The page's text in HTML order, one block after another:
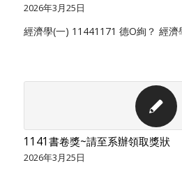
2026年3月25日
經濟學(一) 11441171 德O絢？ 經
1141書卷獎~請至系辦領取獎狀
2026年3月25日